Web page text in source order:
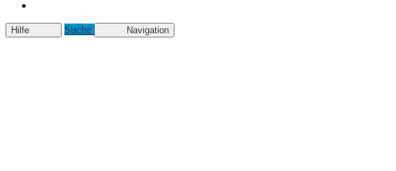
Hilfe Suche Navigation